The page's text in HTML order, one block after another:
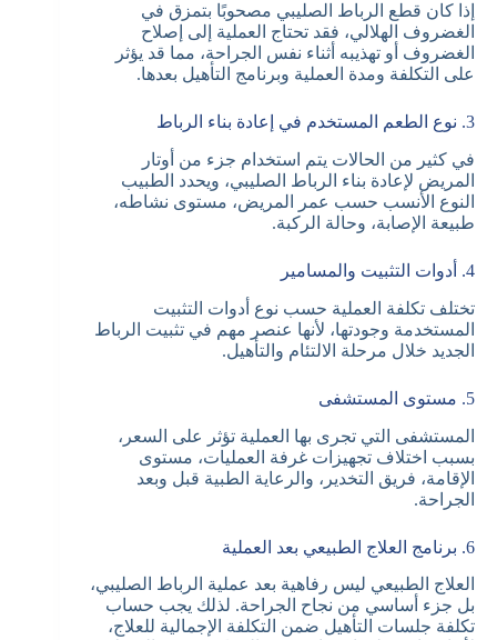
إذا كان قطع الرباط الصليبي مصحوبًا بتمزق في
الغضروف الهلالي، فقد تحتاج العملية إلى إصلاح
الغضروف أو تهذيبه أثناء نفس الجراحة، مما قد يؤثر
على التكلفة ومدة العملية وبرنامج التأهيل بعدها.
3. نوع الطعم المستخدم في إعادة بناء الرباط
في كثير من الحالات يتم استخدام جزء من أوتار
المريض لإعادة بناء الرباط الصليبي، ويحدد الطبيب
النوع الأنسب حسب عمر المريض، مستوى نشاطه،
طبيعة الإصابة، وحالة الركبة.
4. أدوات التثبيت والمسامير
تختلف تكلفة العملية حسب نوع أدوات التثبيت
المستخدمة وجودتها، لأنها عنصر مهم في تثبيت الرباط
الجديد خلال مرحلة الالتئام والتأهيل.
5. مستوى المستشفى
المستشفى التي تجرى بها العملية تؤثر على السعر،
بسبب اختلاف تجهيزات غرفة العمليات، مستوى
الإقامة، فريق التخدير، والرعاية الطبية قبل وبعد
الجراحة.
6. برنامج العلاج الطبيعي بعد العملية
العلاج الطبيعي ليس رفاهية بعد عملية الرباط الصليبي،
بل جزء أساسي من نجاح الجراحة. لذلك يجب حساب
تكلفة جلسات التأهيل ضمن التكلفة الإجمالية للعلاج،